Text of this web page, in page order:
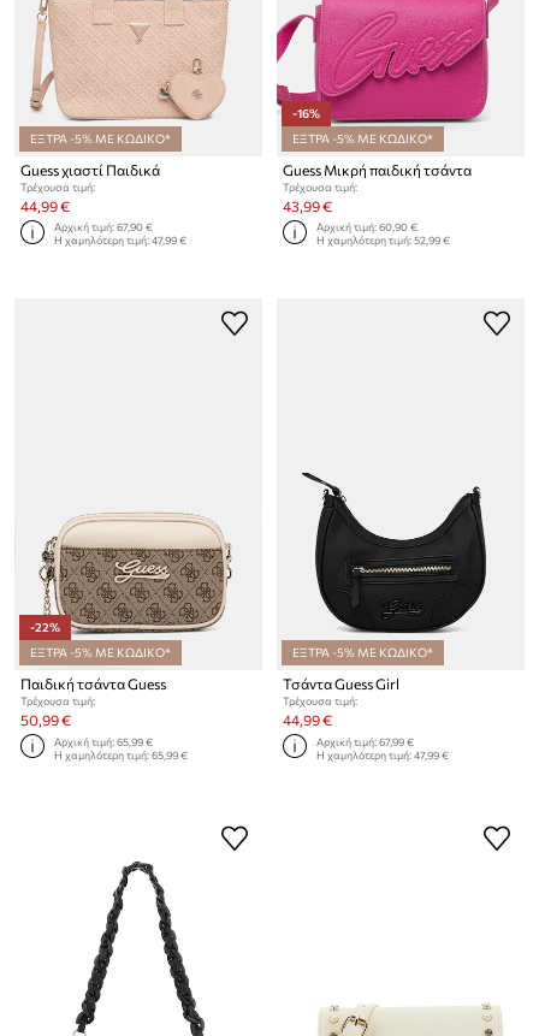
ΕΞΤΡΑ -5% ΜΕ ΚΩΔΙΚΟ*
Guess χιαστί Παιδικά
Τρέχουσα τιμή:
44,99 €
Αρχική τιμή:67,90 €
Η χαμηλότερη τιμή:47,99 €
-16%
ΕΞΤΡΑ -5% ΜΕ ΚΩΔΙΚΟ*
Guess Μικρή παιδική τσάντα
Τρέχουσα τιμή:
43,99 €
Αρχική τιμή:60,90 €
Η χαμηλότερη τιμή:52,99 €
-22%
ΕΞΤΡΑ -5% ΜΕ ΚΩΔΙΚΟ*
Παιδική τσάντα Guess
Τρέχουσα τιμή:
50,99 €
Αρχική τιμή:65,99 €
Η χαμηλότερη τιμή:65,99 €
ΕΞΤΡΑ -5% ΜΕ ΚΩΔΙΚΟ*
Τσάντα Guess Girl
Τρέχουσα τιμή:
44,99 €
Αρχική τιμή:67,99 €
Η χαμηλότερη τιμή:47,99 €